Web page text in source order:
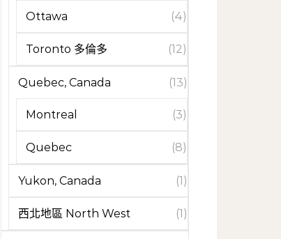
Ottawa (4)
Toronto 多倫多 (12)
Quebec, Canada (13)
Montreal (3)
Quebec (8)
Yukon, Canada (1)
西北地區 North West (1)